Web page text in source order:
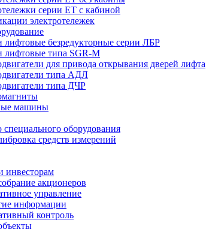
серии ЕТ с кабиной
электротележек
лифтовые безредукторные серии ЛБР
лифтовые типа SGR-M
для привода открывания дверей лифта
типа АДЛ
типа ДЧР
машины
специального оборудования
средств измерений
инвесторам
акционеров
управление
информации
контроль